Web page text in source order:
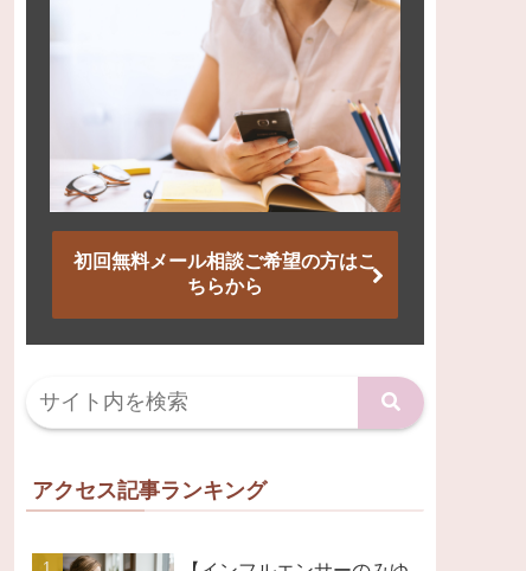
初回無料メール相談ご希望の方はこ
ちらから
アクセス記事ランキング